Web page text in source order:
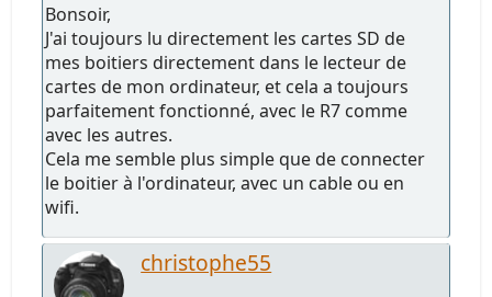
Bonsoir,
J'ai toujours lu directement les cartes SD de
mes boitiers directement dans le lecteur de
cartes de mon ordinateur, et cela a toujours
parfaitement fonctionné, avec le R7 comme
avec les autres.
Cela me semble plus simple que de connecter
le boitier à l'ordinateur, avec un cable ou en
wifi.
christophe55